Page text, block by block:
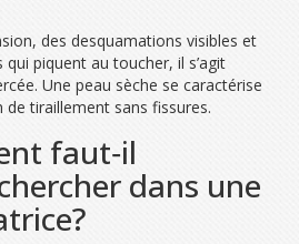
des desquamations visibles et
piquent au toucher, il s’agit
Une peau sèche se caractérise
tiraillement sans fissures.
faut‑il
dans une